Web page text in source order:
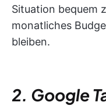
Situation bequem
monatliches
bleiben.
2. Google